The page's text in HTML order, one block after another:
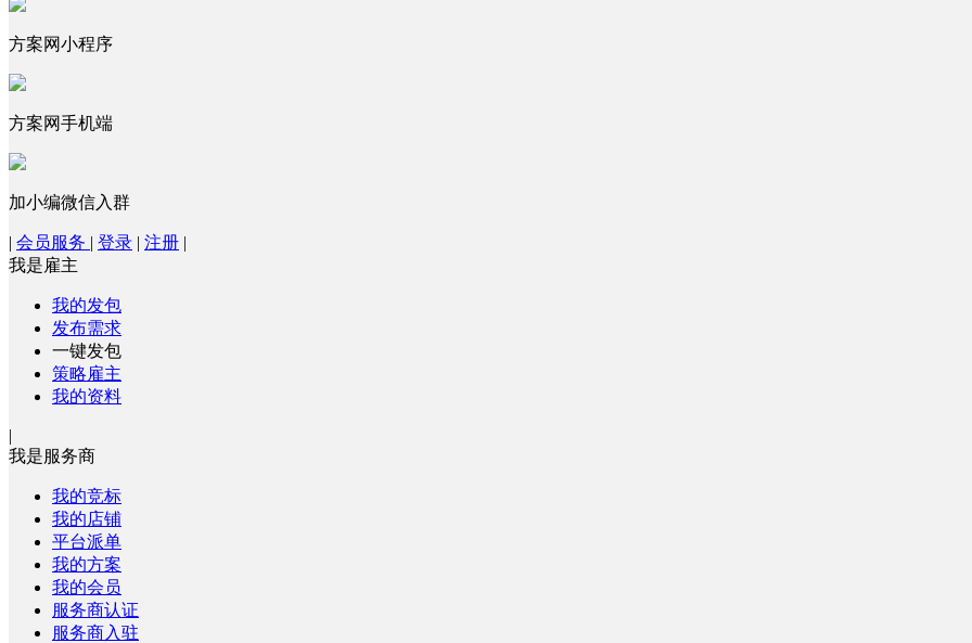
方案网小程序
方案网手机端
加小编微信入群
| 会员服务 | 登录 | 注册 |
我是雇主
我的发包
发布需求
一键发包
策略雇主
我的资料
|
我是服务商
我的竞标
我的店铺
平台派单
我的方案
我的会员
服务商认证
服务商入驻